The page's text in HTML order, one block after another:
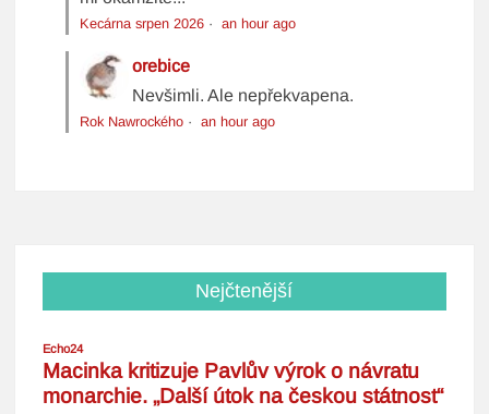
Kecárna srpen 2026 ·an hour ago
orebice
Nevšimli. Ale nepřekvapena.
Rok Nawrockého ·an hour ago
Nejčtenější